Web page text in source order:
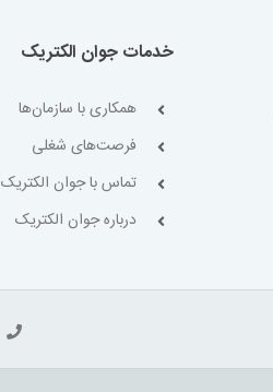
خدمات جوان الکتریک
همکاری با سازمان‌ها
فرصت‌های شغلی
تماس با جوان الکتریک
درباره جوان الکتریک